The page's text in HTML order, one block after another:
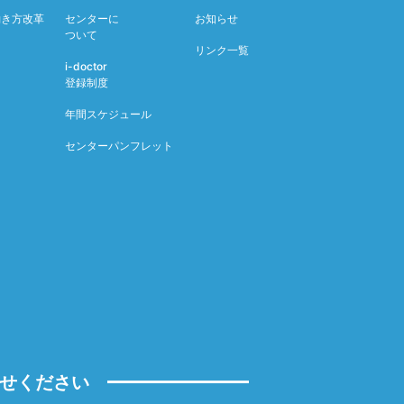
方改革
センターに
ついて
i-doctor
登録制度
年間スケジュール
センターパンフレット
お知らせ
リンク一覧
ください